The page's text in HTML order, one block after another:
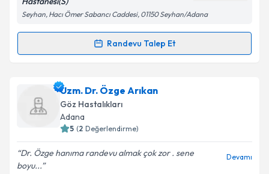
Kişisel verilerimin işlenmesine ilişkinAydınlatma
'ni okudum ve kişisel verilerimin belirtilen
kapsamda işlenmesini kabul ediyorum.
Takvim Talebini Gönder
Seyhan, Hacı Ömer Sabancı Caddesi, 01150 Seyhan/Adana
Randevu Talep Et
Randevu Takvimi Talebi
Dr. Mehmet Remzi Coşkuniçin randevu takvimi
talebi oluşturun. Size bu uzmandan randevu almanız
için bir takvim hazırlandığında e-posta ile
bilgilendireceğiz.
E-posta Adresiniz
Uzm. Dr. Özge Arıkan
Göz Hastalıkları
Adana
5 (2 Değerlendirme)
Dr. Özge hanıma randevu almak çok zor . sene
boyu...
Devamı